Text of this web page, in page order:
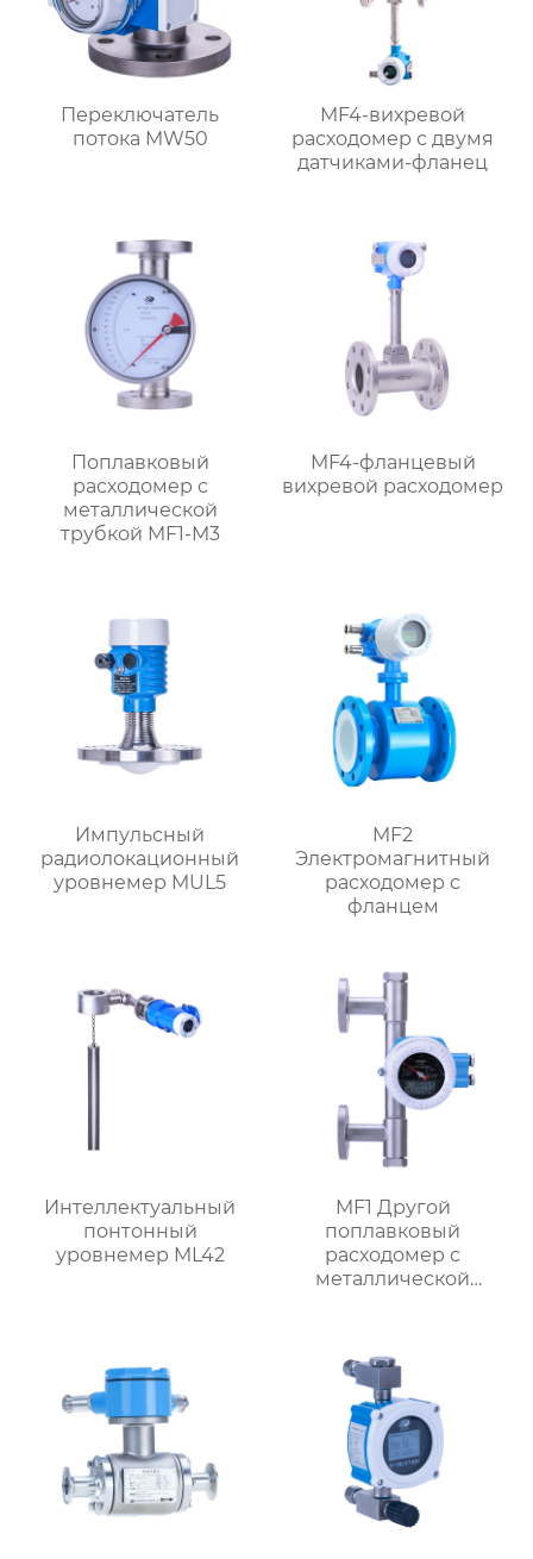
Переключатель
потока MW50
MF4-вихревой
расходомер с двумя
датчиками-фланец
Поплавковый
расходомер с
металлической
трубкой MF1-M3
MF4-фланцевый
вихревой расходомер
Импульсный
радиолокационный
уровнемер MUL5
MF2
Электромагнитный
расходомер с
фланцем
Интеллектуальный
понтонный
уровнемер ML42
MF1 Другой
поплавковый
расходомер с
металлической